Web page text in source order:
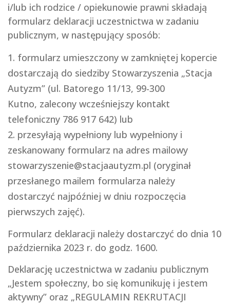
i/lub ich rodzice / opiekunowie prawni składają
formularz deklaracji uczestnictwa w zadaniu
publicznym, w następujący sposób:
formularz umieszczony w zamkniętej kopercie
dostarczają do siedziby Stowarzyszenia „Stacja
Autyzm” (ul. Batorego 11/13, 99-300
Kutno, zalecony wcześniejszy kontakt
telefoniczny 786 917 642) lub
przesyłają wypełniony lub wypełniony i
zeskanowany formularz na adres mailowy
stowarzyszenie@stacjaautyzm.pl (oryginał
przesłanego mailem formularza należy
dostarczyć najpóźniej w dniu rozpoczęcia
pierwszych zajęć).
Formularz deklaracji należy dostarczyć do dnia 10
października 2023 r. do godz. 1600.
Deklarację uczestnictwa w zadaniu publicznym
„Jestem społeczny, bo się komunikuję i jestem
aktywny” oraz „REGULAMIN REKRUTACJI